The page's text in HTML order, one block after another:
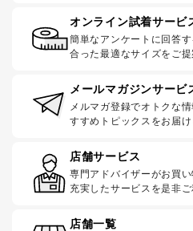
オンライン試着サービ
簡単なアンケートに回答
合った最適なサイズをご提
メールマガジンサービ
メルマガ登録でオトクな
すすめトピックスをお届け
店舗サービス
専門アドバイザーがお買い
充実したサービスを是非ご
店舗一覧